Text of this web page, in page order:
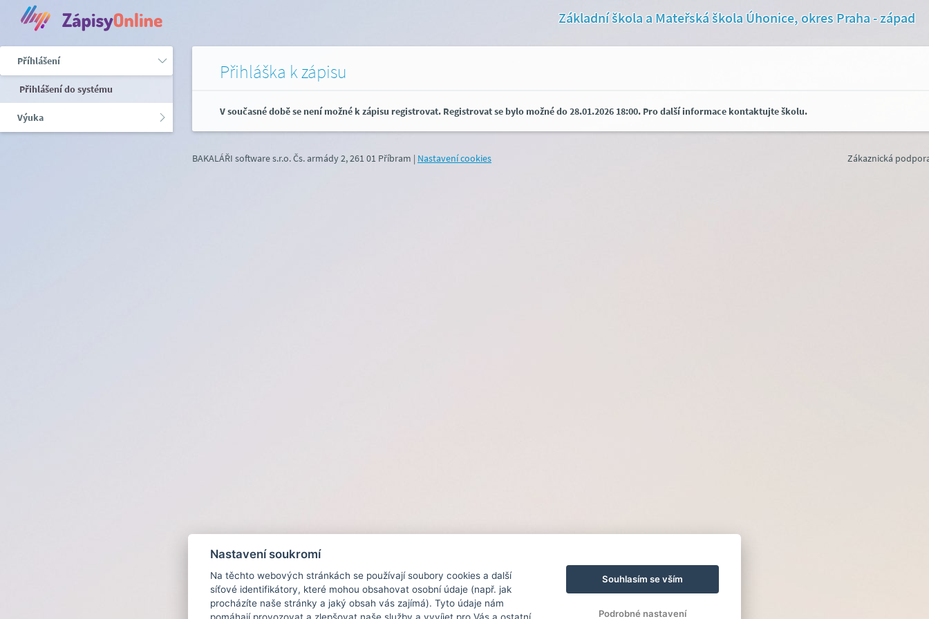
Základní škola a Mateřská škola Úhonice, okres Praha - západ
Příhlášení
Přihlášení do systému
Výuka
Přihláška k zápisu
V současné době se není možné k zápisu registrovat. Registrovat se bylo možné do 28.01.2026 18:00. Pro další informace kontaktujte školu.
BAKALÁŘI software s.r.o.Čs. armády 2, 261 01 Příbram | Nastavení cookies Zákaznická
Nastavení soukromí
Na těchto webových stránkách se používají soubory cookies a další
síťové identifikátory, které mohou obsahovat osobní údaje (např. jak
procházíte naše stránky a jaký obsah vás zajímá). Tyto údaje nám
Souhlasím se vším
Podrobné nastavení